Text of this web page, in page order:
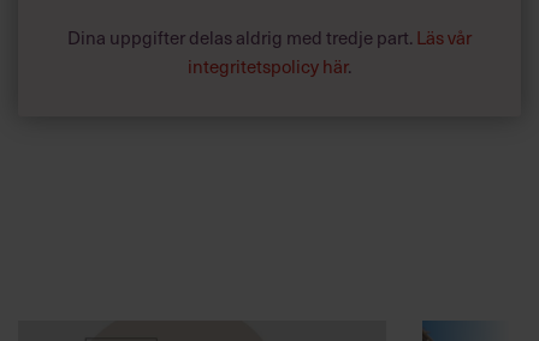
Dina uppgifter delas aldrig med tredje part. Läs vår
integritetspolicy här.